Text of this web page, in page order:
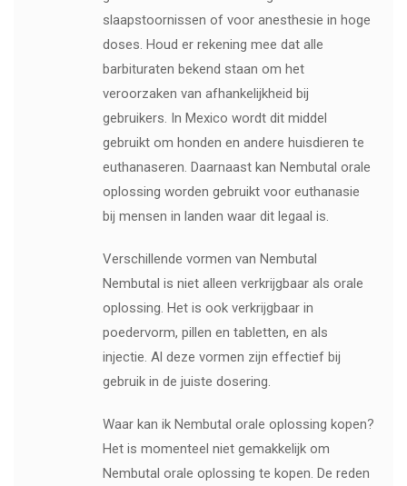
slaapstoornissen of voor anesthesie in hoge
doses. Houd er rekening mee dat alle
barbituraten bekend staan ​​om het
veroorzaken van afhankelijkheid bij
gebruikers. In Mexico wordt dit middel
gebruikt om honden en andere huisdieren te
euthanaseren. Daarnaast kan Nembutal orale
oplossing worden gebruikt voor euthanasie
bij mensen in landen waar dit legaal is.
Verschillende vormen van Nembutal
Nembutal is niet alleen verkrijgbaar als orale
oplossing. Het is ook verkrijgbaar in
poedervorm, pillen en tabletten, en als
injectie. Al deze vormen zijn effectief bij
gebruik in de juiste dosering.
Waar kan ik Nembutal orale oplossing kopen?
Het is momenteel niet gemakkelijk om
Nembutal orale oplossing te kopen. De reden